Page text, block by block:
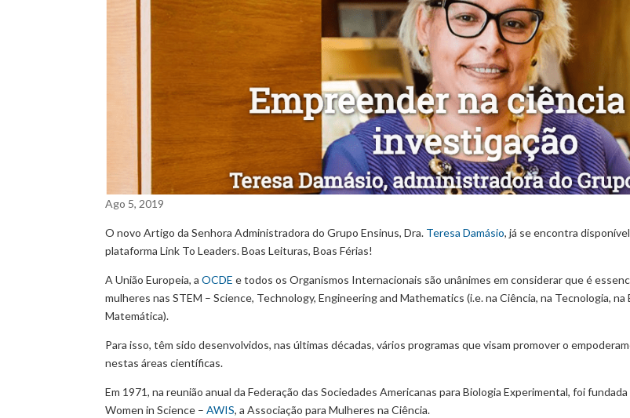
Ago 5, 2019
O novo Artigo da Senhora Administradora do Grupo Ensinus, Dra. Teresa Damásio, já se encontra
plataforma Link To Leaders. Boas Leituras, Boas Férias!
A União Europeia, aOCDE e todos os Organismos Internacionais são unânimes em considerar que é
mulheres nas STEM – Science, Technology, Engineering and Mathematics (i.e. na Ciência, na Tecnologia, na
Matemática).
Para isso, têm sido desenvolvidos, nas últimas décadas, vários programas que visam promover o
nestas áreas científicas.
Em 1971, na reunião anual da Federação das Sociedades Americanas para Biologia Experimental, foi
Women in Science –AWIS, a Associação para Mulheres na Ciência.